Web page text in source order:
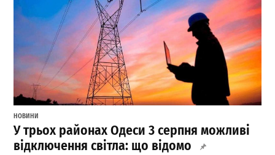
НОВИНИ
У трьох районах Одеси 3 серпня можливі
відключення світла: що відомо